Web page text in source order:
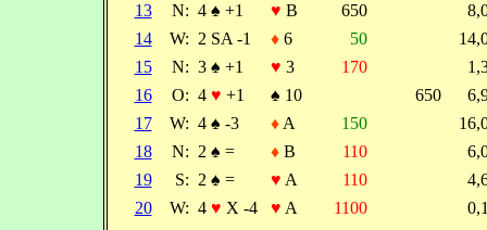
13
N: 4 ♠ +1 ♥ B 650
14
W: 2 SA -1 ♦6 50
15
N: 3 ♠ +1 ♥ 3 170
16
O: 4 ♥ +1 ♠ 10 650
17
W: 4 ♠ -3 ♦A 150
18
N: 2 ♠ = ♦B 110
19
S: 2 ♠ = ♥ A 110
20
W: 4 ♥ X -4 ♥ A 1100